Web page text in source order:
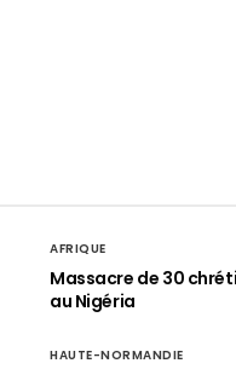
AFRIQUE
Massacre de 30
au Nigéria
HAUTE-NORMANDIE